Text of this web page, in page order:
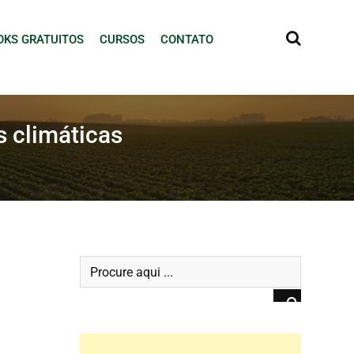
GRATUITOS CURSOS CONTATO
climáticas